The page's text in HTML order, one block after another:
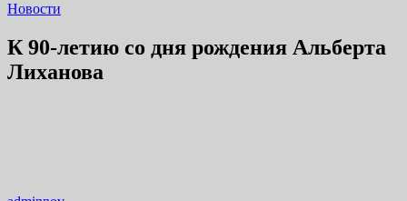
Новости
К 90-летию со дня рождения Альберта
Лиханова